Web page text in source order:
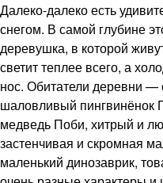
Далеко-далеко есть
снегом. В самой глубине
деревушка, в которой
светит теплее всего, а
нос. Обитатели деревни —
шаловливый
медведь Поби, хитрый и
застенчивая и скромная
маленький динозаврик,